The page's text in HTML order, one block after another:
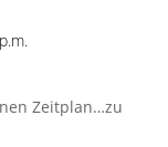
Zeitplan…zu